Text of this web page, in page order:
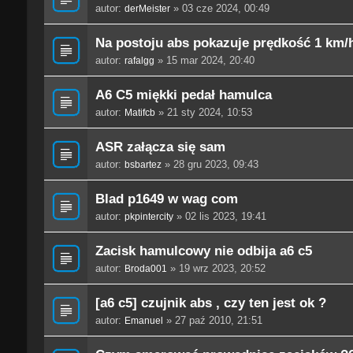
autor: derMeister» 03 cze 2024, 00:49
Na postoju abs pokazuje prędkość 1 km/
autor: rafalgg » 15 mar 2024, 20:40
A6 C5 miękki pedał hamulca
autor: Matifcb» 21 sty 2024, 10:53
ASR załącza się sam
autor: bsbartez» 28 gru 2023, 09:43
Blad p1649 w wag com
autor: pkpintercity» 02 lis 2023, 19:41
Zacisk hamulcowy nie odbija a6 c5
autor: Broda001 » 19 wrz 2023, 20:52
[a6 c5] czujnik abs , czy ten jest ok ?
autor: Emanuel » 27 paź 2010, 21:51